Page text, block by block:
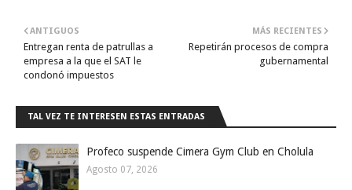
MÁS RECIENTES
Repetirán procesos de compra
gubernamental
ANTIGUOS
Entregan renta de patrullas a
empresa a la que el SAT le
condonó impuestos
TAL VEZ TE INTERESEN ESTAS ENTRADAS
Profeco suspende Cimera Gym Club en Cholula
Agosto 07, 2026